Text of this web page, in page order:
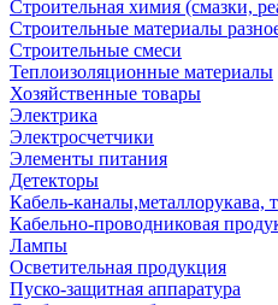
Строительная химия (смазки,
Строительные материалы
Строительные смеси
Теплоизоляционные материалы
Хозяйственные товары
Электрика
Электросчетчики
Элементы питания
Детекторы
Кабель-каналы,металлорукава,
Кабельно-проводниковая
Лампы
Осветительная продукция
Пуско-защитная аппаратура